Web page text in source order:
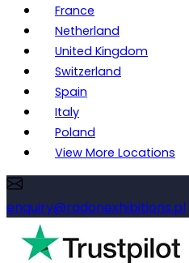
France
Netherland
United Kingdom
Switzerland
Spain
Italy
Poland
View More Locations
enquiry@radonexhibitions.pl